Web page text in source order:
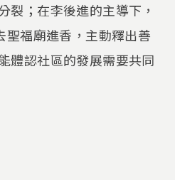
裂；在李後進的主導下，
聖福廟進香，主動釋出善
體認社區的發展需要共同